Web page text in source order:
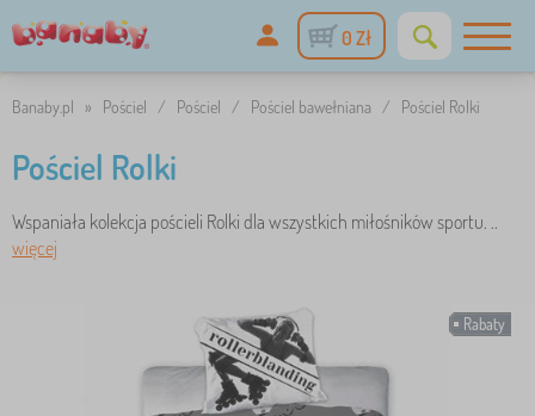
0 Zł
Banaby.pl » Pościel / Pościel / Pościel bawełniana / Pościel Rolki
Pościel Rolki
Wspaniała kolekcja pościeli Rolki dla wszystkich miłośników sportu. ..
więcej
Rabaty